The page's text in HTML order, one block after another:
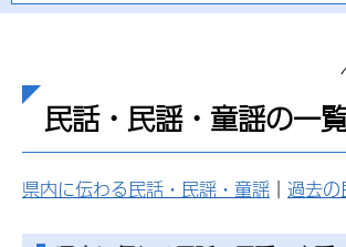
民話・民謡・童謡の一
県内に伝わる民話・民謡・童謡 ｜ 過去